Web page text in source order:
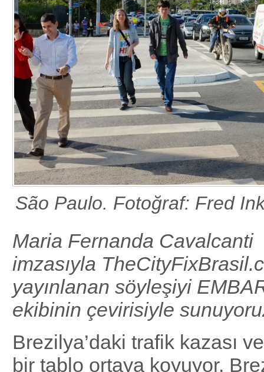
São Paulo. Fotoğraf: Fred
Maria Fernanda Cavalcanti
imzasıyla
yayınlanan söyleşiyi
ekibinin çevirisiyle
Brezilya’daki trafik kazası
bir tablo ortaya koyuyor.